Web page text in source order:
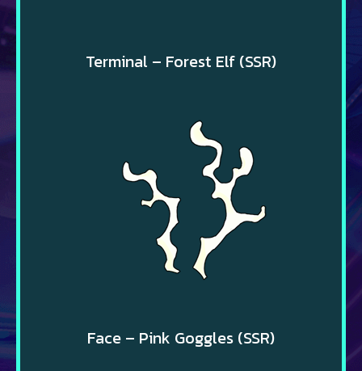
Terminal – Forest Elf (SSR)
Face – Pink Goggles (SSR)